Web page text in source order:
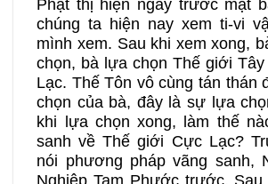
Phật thị hiện ngay trước mặt
chúng ta hiện nay xem ti-vi
mình xem. Sau khi xem xong,
chọn, bà lựa chọn Thế giới
Lạc. Thế Tôn vô cùng tán thán
chọn của bà, đây là sự lựa
khi lựa chọn xong, làm thế
sanh về Thế giới Cực Lạc?
nói phương pháp vãng sanh,